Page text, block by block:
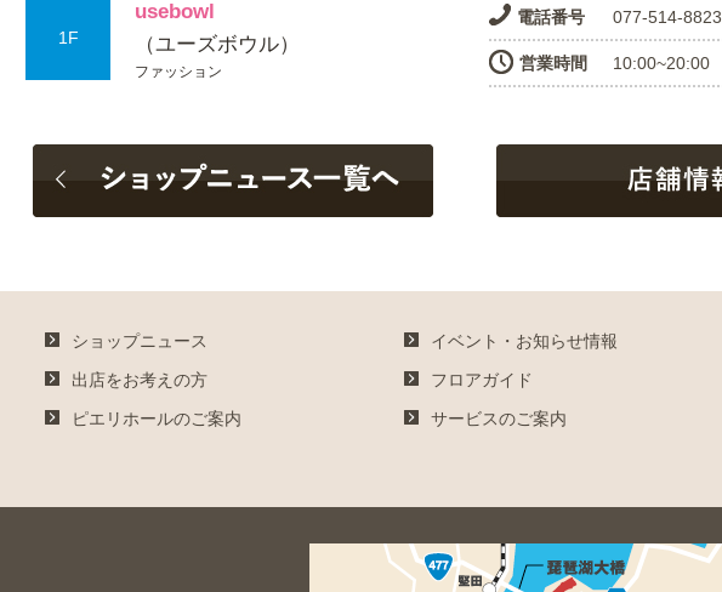
1F
usebowl
（ユーズボウル）
ファッション
電話番号 077-514-8823
営業時間 10:00~20:00
ショップニュース
出店をお考えの方
ピエリホールのご案内
イベント・お知らせ情報
フロアガイド
サービスのご案内